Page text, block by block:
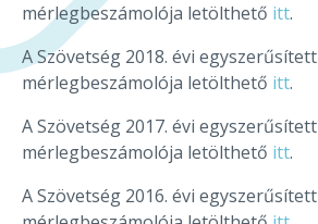
mérlegbeszámolója letölthető itt.
A Szövetség 2018. évi egyszerűsített
mérlegbeszámolója letölthető itt.
A Szövetség 2017. évi egyszerűsített
mérlegbeszámolója letölthető itt.
A Szövetség 2016. évi egyszerűsített